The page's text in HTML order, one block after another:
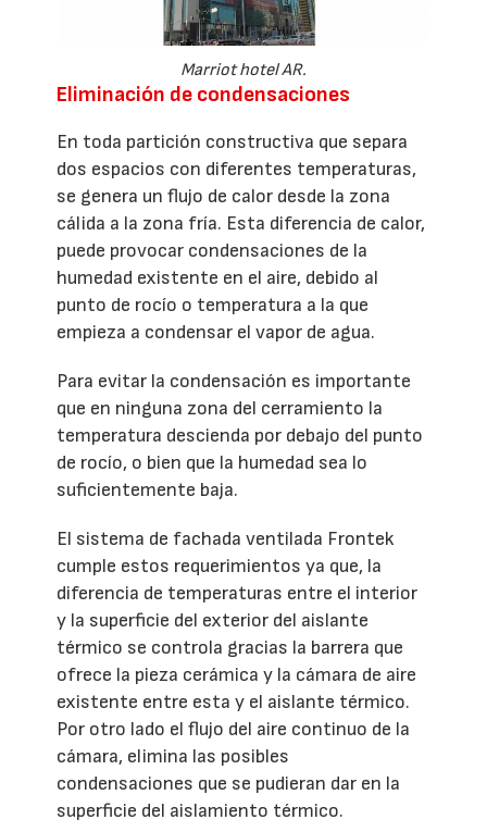
Marriot hotel AR.
Eliminación de condensaciones
En toda partición constructiva que separa
dos espacios con diferentes temperaturas,
se genera un flujo de calor desde la zona
cálida a la zona fría. Esta diferencia de calor,
puede provocar condensaciones de la
humedad existente en el aire, debido al
punto de rocío o temperatura a la que
empieza a condensar el vapor de agua.
Para evitar la condensación es importante
que en ninguna zona del cerramiento la
temperatura descienda por debajo del punto
de rocío, o bien que la humedad sea lo
suficientemente baja.
El sistema de fachada ventilada Frontek
cumple estos requerimientos ya que, la
diferencia de temperaturas entre el interior
y la superficie del exterior del aislante
térmico se controla gracias la barrera que
ofrece la pieza cerámica y la cámara de aire
existente entre esta y el aislante térmico.
Por otro lado el flujo del aire continuo de la
cámara, elimina las posibles
condensaciones que se pudieran dar en la
superficie del aislamiento térmico.